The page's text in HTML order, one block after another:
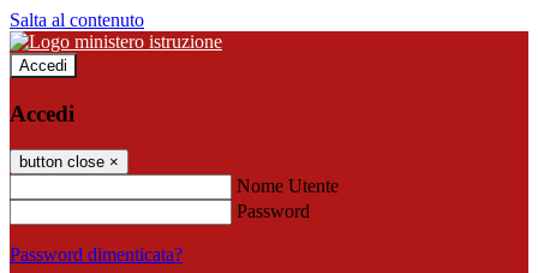
Salta al contenuto
Accedi
Accedi
button close ×
Nome Utente
Password
Password dimenticata?